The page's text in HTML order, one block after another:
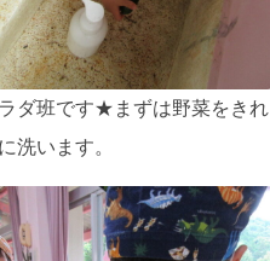
ダ班です★まずは野菜をきれ
洗います。